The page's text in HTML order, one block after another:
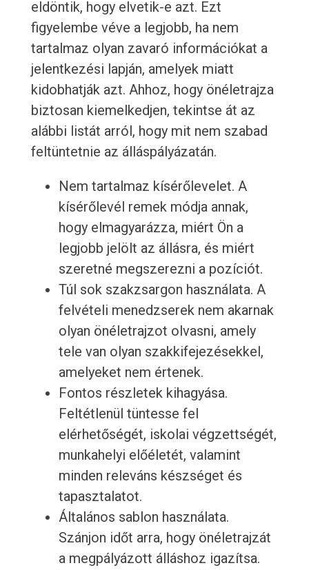
eldöntik, hogy elvetik-e azt. Ezt
figyelembe véve a legjobb, ha nem
tartalmaz olyan zavaró információkat a
jelentkezési lapján, amelyek miatt
kidobhatják azt. Ahhoz, hogy önéletrajza
biztosan kiemelkedjen, tekintse át az
alábbi listát arról, hogy mit nem szabad
feltüntetnie az álláspályázatán.
Nem tartalmaz kísérőlevelet. A
kísérőlevél remek módja annak,
hogy elmagyarázza, miért Ön a
legjobb jelölt az állásra, és miért
szeretné megszerezni a pozíciót.
Túl sok szakzsargon használata. A
felvételi menedzserek nem akarnak
olyan önéletrajzot olvasni, amely
tele van olyan szakkifejezésekkel,
amelyeket nem értenek.
Fontos részletek kihagyása.
Feltétlenül tüntesse fel
elérhetőségét, iskolai végzettségét,
munkahelyi előéletét, valamint
minden releváns készséget és
tapasztalatot.
Általános sablon használata.
Szánjon időt arra, hogy önéletrajzát
a megpályázott álláshoz igazítsa.